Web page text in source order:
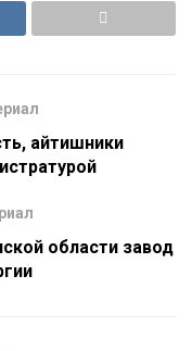
айтишники
области завод